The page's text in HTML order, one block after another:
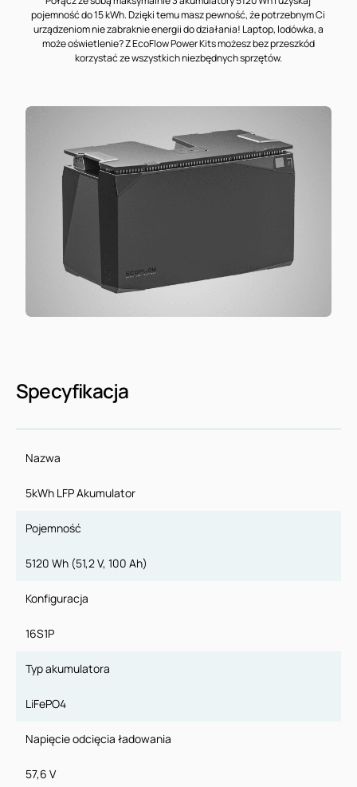
pojemność do 15 kWh. Dzięki temu masz pewność, że potrzebnym Ci
urządzeniom nie zabraknie energii do działania! Laptop, lodówka, a
może oświetlenie? Z EcoFlow Power Kits możesz bez przeszkód
korzystać ze wszystkich niezbędnych sprzętów.
Specyfikacja
Nazwa
5kWh LFP Akumulator
Pojemność
5120 Wh (51,2 V, 100 Ah)
Konfiguracja
16S1P
Typ akumulatora
LiFePO4
Napięcie odcięcia ładowania
57,6 V